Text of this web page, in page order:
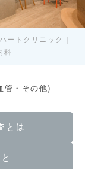
ートクリニック｜
科
管・その他)
とは